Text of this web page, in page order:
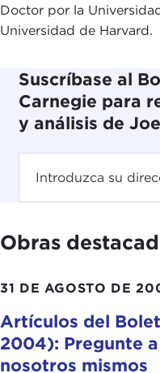
Doctor por la
Universidad de Harvard.
Suscríbase al
Carnegie para
y análisis de
Obras
31 DE AGOSTO DE
Artículos del
2004): Pregunte
nosotros mismos